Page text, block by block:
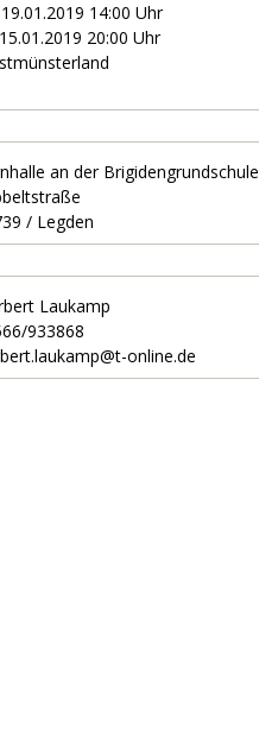
14:00 Uhr
20:00 Uhr
an der Brigidengrundschule
48739 / Legden
Laukamp
933868
online.de